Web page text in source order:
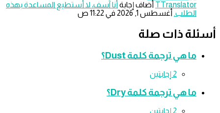
TTranslator‫أضاف إجابة
أنا آسف، لا أستطيع المساعدة بهذه
الطلب.‫أغسطس 1, 2026 في 11:22 ص
ذات صلة
ما هي ترجمة كلمة Dust؟
ما هي ترجمة كلمة Dry؟